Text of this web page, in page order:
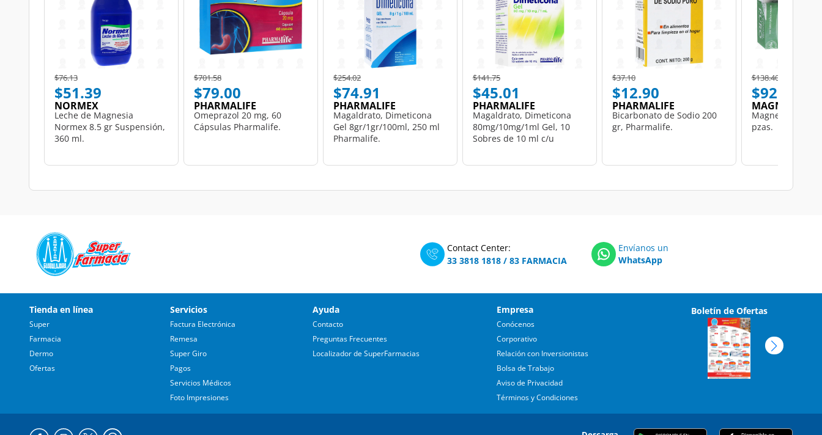
Price reduced from
$76.13to
$51.39
NORMEX
Leche de Magnesia
Normex 8.5 gr Suspensión,
360 ml.
Price reduced from
$701.58to
$79.00
PHARMALIFE
Omeprazol 20 mg, 60
Cápsulas Pharmalife.
Price reduced from
$254.02to
$74.91
PHARMALIFE
Magaldrato, Dimeticona
Gel 8gr/1gr/100ml, 250 ml
Pharmalife.
Price reduced from
$141.75to
$45.01
PHARMALIFE
Magaldrato, Dimeticona
80mg/10mg/1ml Gel, 10
Sobres de 10 ml c/u
Price reduced from
$37.10to
$12.90
PHARMALIFE
Bicarbonato de Sodio 200
gr, Pharmalife.
Price reduced from
$138.40
$92.04
MAGNESIA
Magnesia
pzas.
Contact Center:
33 3818 1818 / 83 FARMACIA
Envíanos un
WhatsApp
Tienda en línea
Super
Farmacia
Dermo
Ofertas
Servicios
Factura Electrónica
Remesa
Super Giro
Pagos
Servicios Médicos
Foto Impresiones
Ayuda
Contacto
Preguntas Frecuentes
Localizador de SuperFarmacias
Empresa
Conócenos
Corporativo
Relación con Inversionistas
Bolsa de Trabajo
Aviso de Privacidad
Términos y Condiciones
Boletín de Ofertas